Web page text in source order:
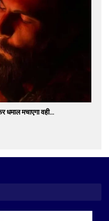
धमाल मचाएगा वही…